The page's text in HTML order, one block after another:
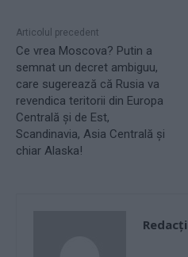
Articolul precedent
Ce vrea Moscova? Putin a
semnat un decret ambiguu,
care sugerează că Rusia va
revendica teritorii din Europa
Centrală și de Est,
Scandinavia, Asia Centrală și
chiar Alaska!